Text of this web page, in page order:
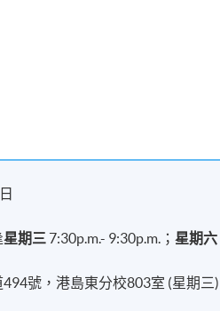
星期三 7:30p.m.- 9:30p.m.；星期六
號，港島東分校803室 (星期